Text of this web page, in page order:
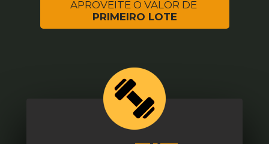
APROVEITE O VALOR DE
PRIMEIRO LOTE